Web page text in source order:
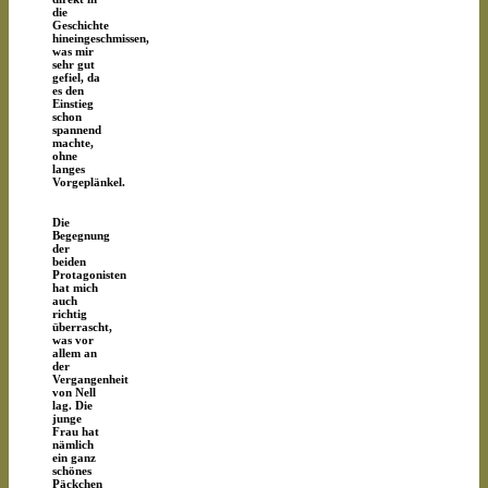
die
Geschichte
hineingeschmissen,
was mir
sehr gut
gefiel, da
es den
Einstieg
schon
spannend
machte,
ohne
langes
Vorgeplänkel.
Die
Begegnung
der
beiden
Protagonisten
hat mich
auch
richtig
überrascht,
was vor
allem an
der
Vergangenheit
von Nell
lag. Die
junge
Frau hat
nämlich
ein ganz
schönes
Päckchen